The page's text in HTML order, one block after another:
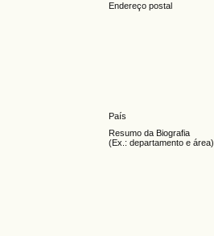
Endereço postal
País
Resumo da Biografia
(Ex.: departamento e área)